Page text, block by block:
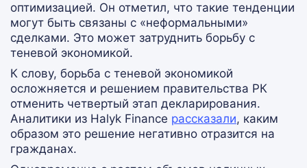
оптимизацией. Он отметил, что такие тенденции
могут быть связаны с «неформальными»
сделками. Это может затруднить борьбу с
теневой экономикой.
К слову, борьба с теневой экономикой
осложняется и решением правительства РК
отменить четвертый этап декларирования.
Аналитики из Halyk Finance рассказали, каким
образом это решение негативно отразится на
гражданах.